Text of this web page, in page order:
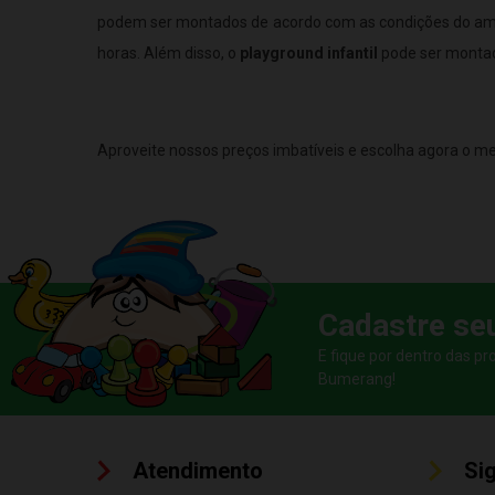
podem ser montados de acordo com as condições do
horas. Além disso, o playground infantil pode ser
Aproveite nossos preços imbatíveis e escolha agora o
Cadastre
E fique por dentro das
Bumerang!
Atendimento